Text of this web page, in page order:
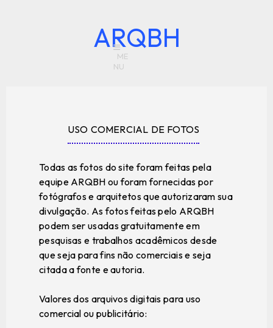
ARQBH
USO COMERCIAL DE FOTOS
Todas as fotos do site foram feitas pela
equipe ARQBH ou foram fornecidas por
fotógrafos e arquitetos que autorizaram sua
divulgação. As fotos feitas pelo ARQBH
podem ser usadas gratuitamente em
pesquisas e trabalhos acadêmicos desde
que seja para fins não comerciais e seja
citada a fonte e autoria.
Valores dos arquivos digitais para uso
comercial ou publicitário: